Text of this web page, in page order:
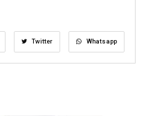
Twitter Whatsapp